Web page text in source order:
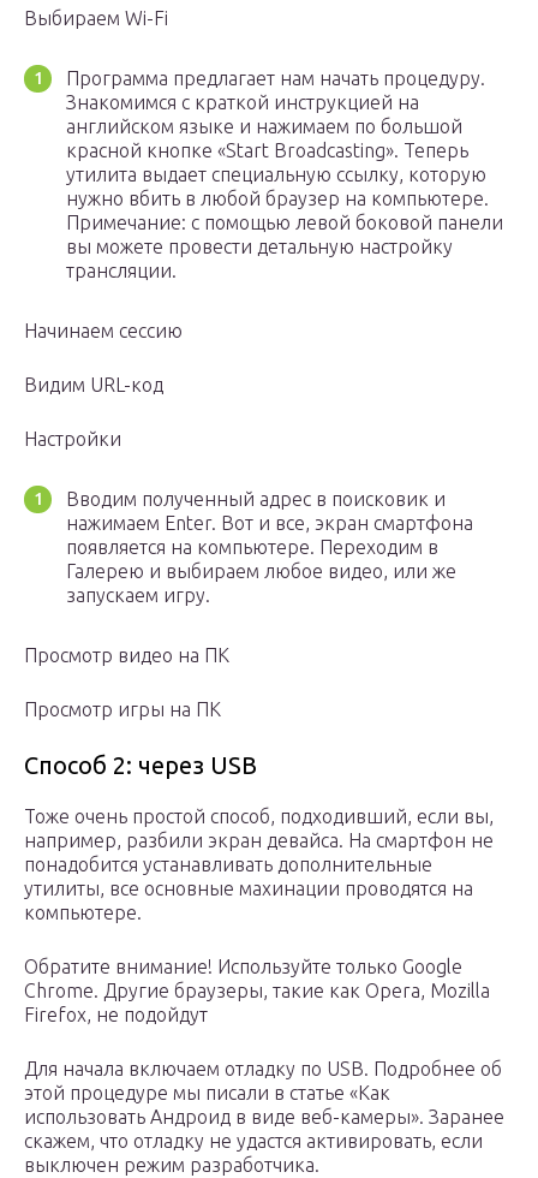
Выбираем Wi-Fi
Программа предлагает нам начать процедуру.
Знакомимся с краткой инструкцией на
английском языке и нажимаем по большой
красной кнопке «Start Broadcasting». Теперь
утилита выдает специальную ссылку, которую
нужно вбить в любой браузер на компьютере.
Примечание: с помощью левой боковой панели
вы можете провести детальную настройку
трансляции.
Начинаем сессию
Видим URL-код
Настройки
Вводим полученный адрес в поисковик и
нажимаем Enter. Вот и все, экран смартфона
появляется на компьютере. Переходим в
Галерею и выбираем любое видео, или же
запускаем игру.
Просмотр видео на ПК
Просмотр игры на ПК
Способ 2: через USB
Тоже очень простой способ, подходивший, если вы,
например, разбили экран девайса. На смартфон не
понадобится устанавливать дополнительные
утилиты, все основные махинации проводятся на
компьютере.
Обратите внимание! Используйте только Google
Chrome. Другие браузеры, такие как Opera, Mozilla
Firefox, не подойдут
Для начала включаем отладку по USB. Подробнее об
этой процедуре мы писали в статье «Как
использовать Андроид в виде веб-камеры». Заранее
скажем, что отладку не удастся активировать, если
выключен режим разработчика.